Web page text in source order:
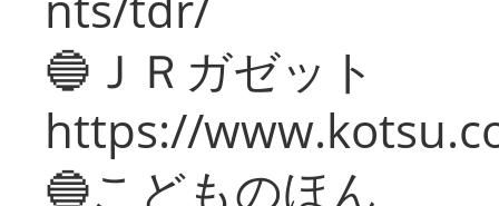
🔵ＪＲガゼット
https://
🔵こどものほん